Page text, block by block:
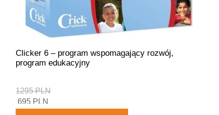
Clicker 6 – program wspomagający rozwój,
program edukacyjny
1295 PLN
695 PLN